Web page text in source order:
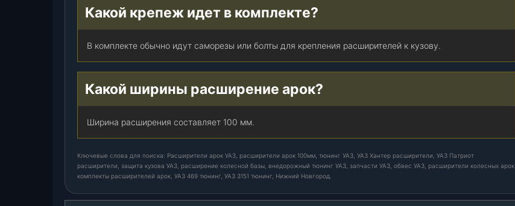
Какой крепеж идет в комплекте?
В комплекте обычно идут саморезы или болты для крепления расширителей к кузову.
Какой ширины расширение арок?
Ширина расширения составляет 100 мм.
Ключевые слова для поиска: Расширители арок УАЗ, расширители арок 100мм, тюнинг УАЗ, УАЗ Хантер расширители, УАЗ Патриот
расширители, защита кузова УАЗ, расширение колесной базы, внедорожный тюнинг УАЗ, запчасти УАЗ, обвес УАЗ, расширители колесных арок,
комплекты расширителей арок, УАЗ 469 тюнинг, УАЗ 3151 тюнинг, Нижний Новгород.